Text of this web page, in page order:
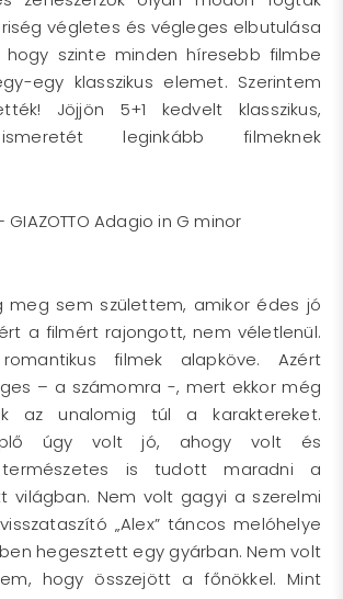
végletes és végleges elbutulása
hogy szinte minden híresebb filmbe
egy klasszikus elemet. Szerintem
Jöjjön 5+1 kedvelt klasszikus,
leginkább filmeknek
– GIAZOTTO Adagio in G minor
meg sem születtem, amikor édes jó
a filmért rajongott, nem véletlenül.
filmek alapköve. Azért
– a számomra -, mert ekkor még
az unalomig túl a karaktereket.
úgy volt jó, ahogy volt és
természetes is tudott maradni a
világban. Nem volt gagyi a szerelmi
„Alex” táncos melóhelye
hegesztett egy gyárban. Nem volt
hogy összejött a főnökkel. Mint